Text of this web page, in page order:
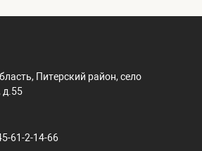
Питерский район, село
д.55
61-2-14-66